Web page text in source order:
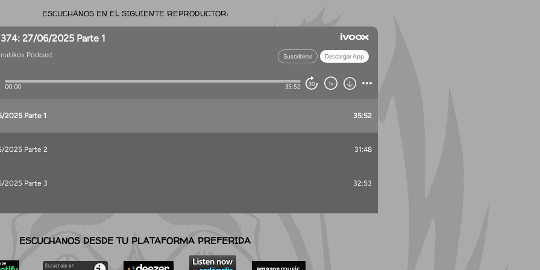
ESCUCHANOS EN EL SIGUIENTE REPRODUCTOR:
ESCUCHANOS DESDE TU PLATAFORMA PREFERIDA